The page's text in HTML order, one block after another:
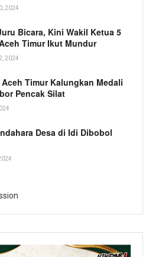
2024
Bicara, Kini Wakil Ketua 5
Timur Ikut Mundur
2024
Aceh Timur Kalungkan Medali
Pencak Silat
Desa di Idi Dibobol